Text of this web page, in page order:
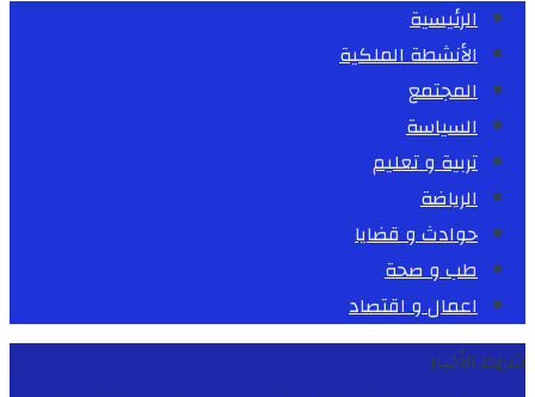
الرئيسية
الأنشطة الملكية
المجتمع
السياسة
تربية و تعليم
الرياضة
حوادث و قضايا
طب و صحة
اعمال و اقتصاد
شريط الأخبار